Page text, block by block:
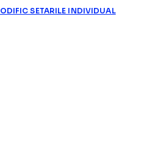
SETARILE INDIVIDUAL